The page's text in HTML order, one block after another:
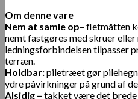
Om denne vare
Nem at samle op– fletmåtten
nemt fastgøres med skruer
ledningsforbindelsen tilpasser
terræn.
Holdbar:piletræet gør
ydre påvirkninger på grund af
Alsidig – takket være det brede